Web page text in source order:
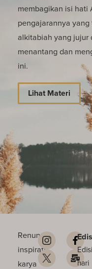
membagikan isi hati
pengajarannya
alkitabiah yang jujur
menantang dan
ini.
Lihat Materi
Renungan
inspiratif
karya
hari